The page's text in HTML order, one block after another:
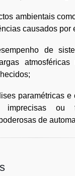
ambientais
causados por
de
paramétricas e
imprecisas ou
de